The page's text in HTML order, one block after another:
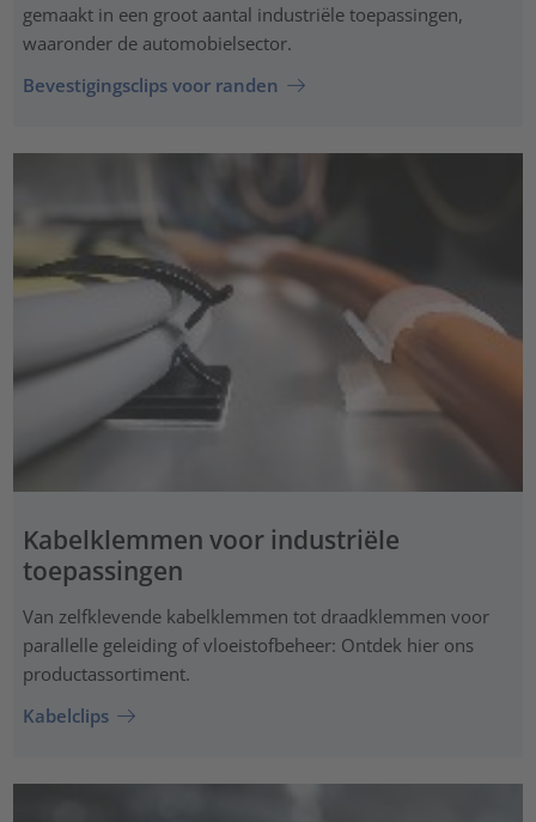
gemaakt in een groot aantal industriële toepassingen,
waaronder de automobielsector.
Bevestigingsclips voor randen
Kabelklemmen voor industriële
toepassingen
Van zelfklevende kabelklemmen tot draadklemmen voor
parallelle geleiding of vloeistofbeheer: Ontdek hier ons
productassortiment.
Kabelclips